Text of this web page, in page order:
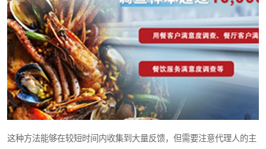
这种方法能够在较短时间内收集到大量反馈，但需要注意代理人的主